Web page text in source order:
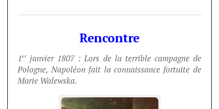
Rencontre
1erjanvier 1807 : Lors de la terrible campagne de
Pologne, Napoléon fait la connaissance fortuite de
Marie Walewska.